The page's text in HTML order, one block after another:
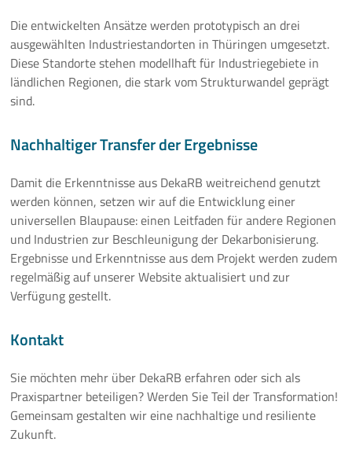
Die entwickelten Ansätze werden prototypisch an drei
ausgewählten Industriestandorten in Thüringen umgesetzt.
Diese Standorte stehen modellhaft für Industriegebiete in
ländlichen Regionen, die stark vom Strukturwandel geprägt
sind.
Nachhaltiger Transfer der Ergebnisse
Damit die Erkenntnisse aus DekaRB weitreichend genutzt
werden können, setzen wir auf die Entwicklung einer
universellen Blaupause: einen Leitfaden für andere Regionen
und Industrien zur Beschleunigung der Dekarbonisierung.
Ergebnisse und Erkenntnisse aus dem Projekt werden zudem
regelmäßig auf unserer Website aktualisiert und zur
Verfügung gestellt.
Kontakt
Sie möchten mehr über DekaRB erfahren oder sich als
Praxispartner beteiligen? Werden Sie Teil der Transformation!
Gemeinsam gestalten wir eine nachhaltige und resiliente
Zukunft.